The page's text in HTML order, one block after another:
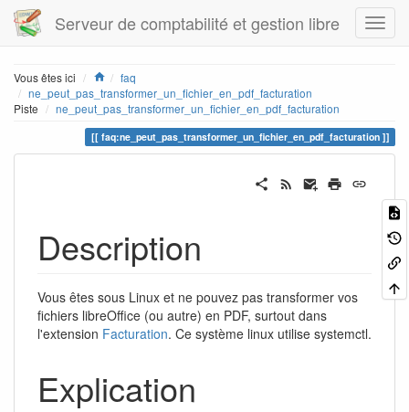
Serveur de comptabilité et gestion libre
Vous êtes ici Home
faq
ne_peut_pas_transformer_un_fichier_en_pdf_facturation
Piste
ne_peut_pas_transformer_un_fichier_en_pdf_facturation
faq:ne_peut_pas_transformer_un_fichier_en_pdf_facturation
Description
Vous êtes sous Linux et ne pouvez pas transformer vos
fichiers libreOffice (ou autre) en PDF, surtout dans
l'extension Facturation. Ce système linux utilise systemctl.
Explication